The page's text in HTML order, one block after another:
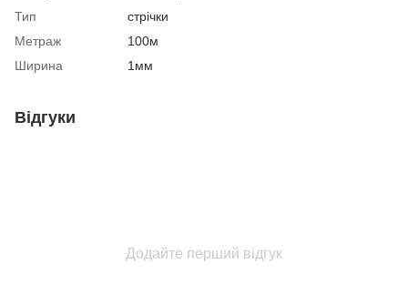
Тип
стрічки
Метраж
100м
Ширина
1мм
Відгуки
Додайте перший відгук